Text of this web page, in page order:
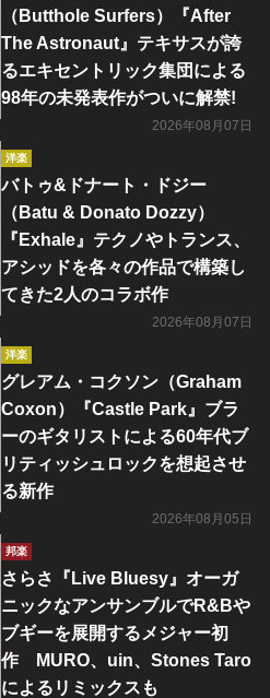
（Butthole Surfers）『After
The Astronaut』テキサスが誇
るエキセントリック集団による
98年の未発表作がついに解禁!
2026年08月07日
洋楽
バトゥ&ドナート・ドジー
（Batu & Donato Dozzy）
『Exhale』テクノやトランス、
アシッドを各々の作品で構築し
てきた2人のコラボ作
2026年08月07日
洋楽
グレアム・コクソン（Graham
Coxon）『Castle Park』ブラ
ーのギタリストによる60年代ブ
リティッシュロックを想起させ
る新作
2026年08月05日
邦楽
さらさ『Live Bluesy』オーガ
ニックなアンサンブルでR&Bや
ブギーを展開するメジャー初
作 MURO、uin、Stones Taro
によるリミックスも